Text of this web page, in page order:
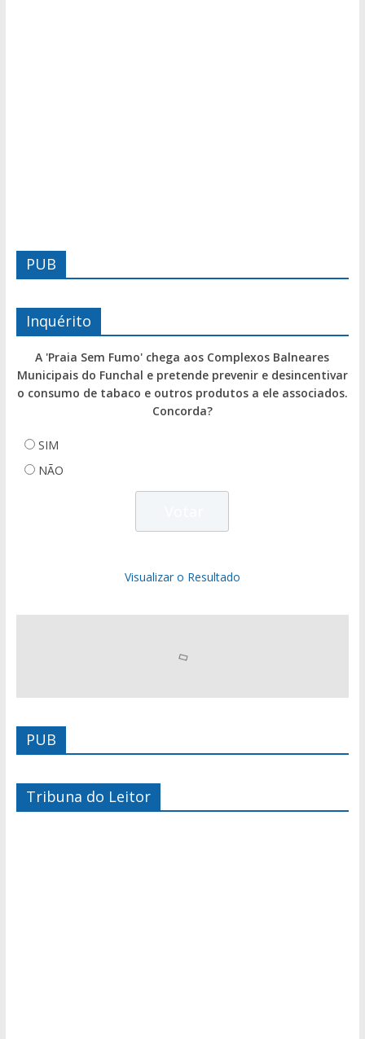
PUB
Inquérito
A 'Praia Sem Fumo' chega aos Complexos Balneares
Municipais do Funchal e pretende prevenir e desincentivar
o consumo de tabaco e outros produtos a ele associados.
Concorda?
SIM
NÃO
Visualizar o Resultado
PUB
Tribuna do Leitor